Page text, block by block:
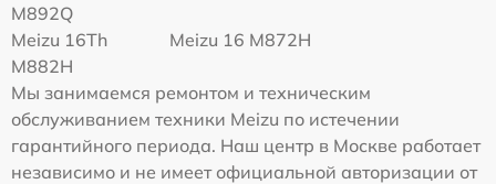
M892Q
Meizu 16Th
M882H
Meizu 16 M872H
Мы занимаемся ремонтом и техническим
обслуживанием техники Meizu по истечении
гарантийного периода. Наш центр в Москве работает
независимо и не имеет официальной авторизации от